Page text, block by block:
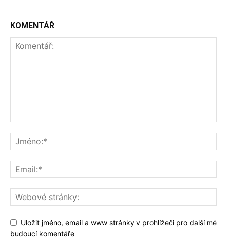
KOMENTÁŘ
Uložit jméno, email a www stránky v prohlížeči pro další mé
budoucí komentáře